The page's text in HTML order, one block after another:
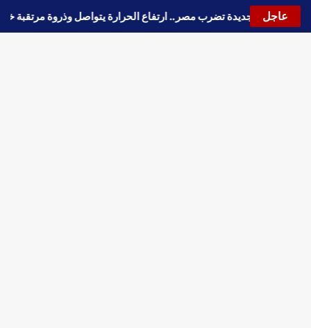
عاجل🔵موجة حارة جديدة تضرب مصر.. ارتفاع الحرارة يتواصل وذروة مرتقبة